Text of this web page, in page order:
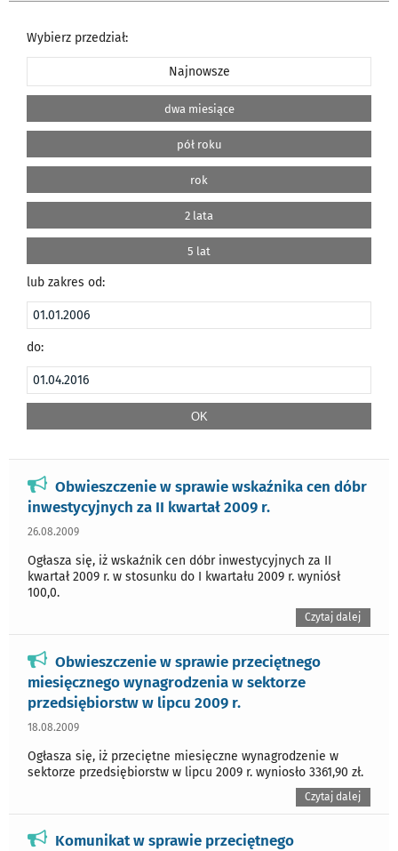
Wybierz przedział:
Najnowsze
dwa miesiące
pół roku
rok
2 lata
5 lat
lub zakres od:
do:
Obwieszczenie w sprawie wskaźnika cen dóbr
inwestycyjnych za II kwartał 2009 r.
26.08.2009
Ogłasza się, iż wskaźnik cen dóbr inwestycyjnych za II
kwartał 2009 r. w stosunku do I kwartału 2009 r. wyniósł
100,0.
Czytaj dalej
Obwieszczenie w sprawie przeciętnego
miesięcznego wynagrodzenia w sektorze
przedsiębiorstw w lipcu 2009 r.
18.08.2009
Ogłasza się, iż przeciętne miesięczne wynagrodzenie w
sektorze przedsiębiorstw w lipcu 2009 r. wyniosło 3361,90 zł.
Czytaj dalej
Komunikat w sprawie przeciętnego